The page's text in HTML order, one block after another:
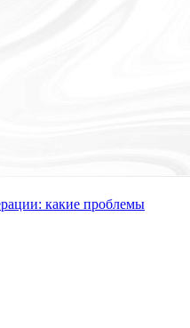
какие проблемы